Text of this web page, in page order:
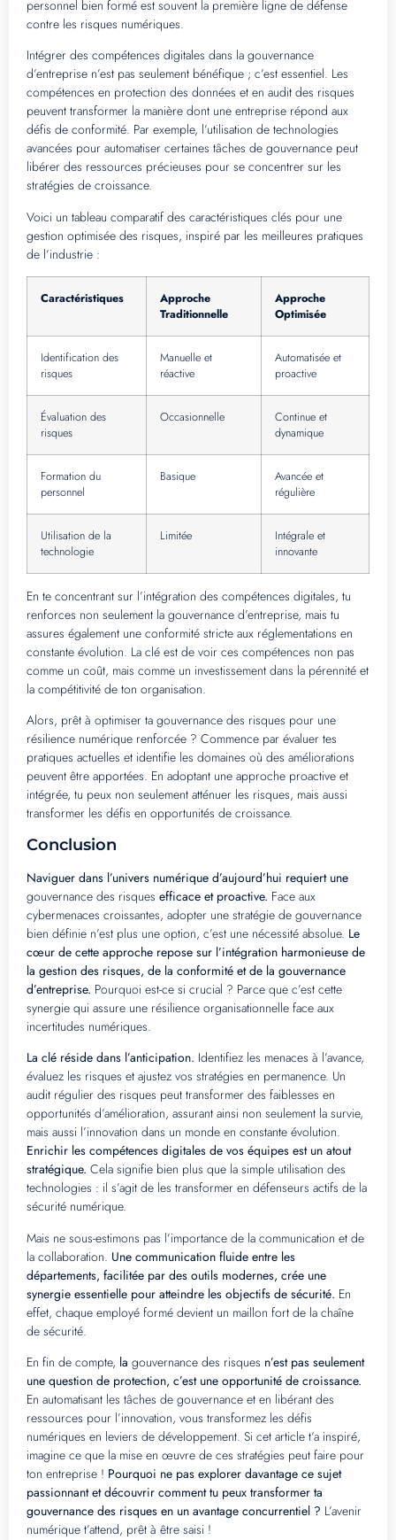
personnel bien formé est souvent la première ligne de défense
contre les risques numériques.
Intégrer des compétences digitales dans la gouvernance
d’entreprise n’est pas seulement bénéfique ; c’est essentiel. Les
compétences en protection des données et en audit des risques
peuvent transformer la manière dont une entreprise répond aux
défis de conformité. Par exemple, l’utilisation de technologies
avancées pour automatiser certaines tâches de gouvernance peut
libérer des ressources précieuses pour se concentrer sur les
stratégies de croissance.
Voici un tableau comparatif des caractéristiques clés pour une
gestion optimisée des risques, inspiré par les meilleures pratiques
de l’industrie :
Caractéristiques
Approche
Traditionnelle
Approche
Optimisée
Identification des
risques
Manuelle et
réactive
Automatisée et
proactive
Évaluation des
risques
Occasionnelle
Continue et
dynamique
Formation du
personnel
Basique
Avancée et
régulière
Utilisation de la
technologie
Limitée
Intégrale et
innovante
En te concentrant sur l’intégration des compétences digitales, tu
renforces non seulement la gouvernance d’entreprise, mais tu
assures également une conformité stricte aux réglementations en
constante évolution. La clé est de voir ces compétences non pas
comme un coût, mais comme un investissement dans la pérennité et
la compétitivité de ton organisation.
Alors, prêt à optimiser ta gouvernance des risques pour une
résilience numérique renforcée ? Commence par évaluer tes
pratiques actuelles et identifie les domaines où des améliorations
peuvent être apportées. En adoptant une approche proactive et
intégrée, tu peux non seulement atténuer les risques, mais aussi
transformer les défis en opportunités de croissance.
Conclusion
Naviguer dans l’univers numérique d’aujourd’hui requiert une
gouvernance des risques efficace et proactive. Face aux
cybermenaces croissantes, adopter une stratégie de gouvernance
bien définie n’est plus une option, c’est une nécessité absolue. Le
cœur de cette approche repose sur l’intégration harmonieuse de
la gestion des risques, de la conformité et de la gouvernance
d’entreprise. Pourquoi est-ce si crucial ? Parce que c’est cette
synergie qui assure une résilience organisationnelle face aux
incertitudes numériques.
La clé réside dans l’anticipation. Identifiez les menaces à l’avance,
évaluez les risques et ajustez vos stratégies en permanence. Un
audit régulier des risques peut transformer des faiblesses en
opportunités d’amélioration, assurant ainsi non seulement la survie,
mais aussi l’innovation dans un monde en constante évolution.
Enrichir les compétences digitales de vos équipes est un atout
stratégique. Cela signifie bien plus que la simple utilisation des
technologies : il s’agit de les transformer en défenseurs actifs de la
sécurité numérique.
Mais ne sous-estimons pas l’importance de la communication et de
la collaboration. Une communication fluide entre les
départements, facilitée par des outils modernes, crée une
synergie essentielle pour atteindre les objectifs de sécurité. En
effet, chaque employé formé devient un maillon fort de la chaîne
de sécurité.
En fin de compte, la gouvernance des risques n’est pas seulement
une question de protection, c’est une opportunité de croissance.
En automatisant les tâches de gouvernance et en libérant des
ressources pour l’innovation, vous transformez les défis
numériques en leviers de développement. Si cet article t’a inspiré,
imagine ce que la mise en œuvre de ces stratégies peut faire pour
ton entreprise ! Pourquoi ne pas explorer davantage ce sujet
passionnant et découvrir comment tu peux transformer ta
gouvernance des risques en un avantage concurrentiel ? L’avenir
numérique t’attend, prêt à être saisi !